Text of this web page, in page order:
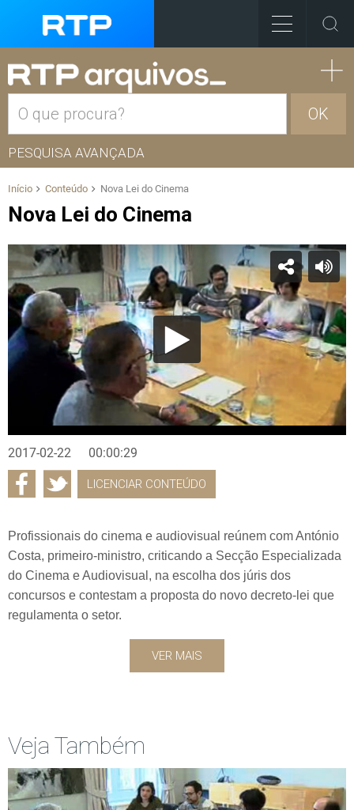
OK
PESQUISA AVANÇADA
Início Conteúdo Nova Lei do Cinema
Nova Lei do Cinema
2017-02-22 00:00:29
LICENCIAR CONTEÚDO
Profissionais do cinema e audiovisual reúnem com António
Costa, primeiro-ministro, criticando a Secção Especializada
do Cinema e Audiovisual, na escolha dos júris dos
concursos e contestam a proposta do novo decreto-lei que
regulamenta o setor.
VER MAIS
Veja Também